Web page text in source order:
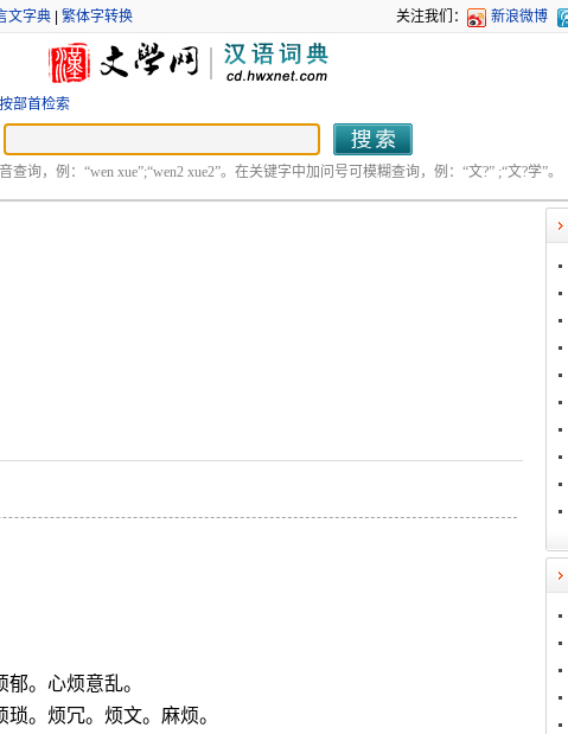
文字典| 繁体字转换 关注我们： 新浪微博
按部首检索
查询，例：“wen xue”;“wen2 xue2”。在关键字中加问号可模糊查询，例：“文?” ;“文?学”。
。心烦意乱。
。烦冗。烦文。麻烦。